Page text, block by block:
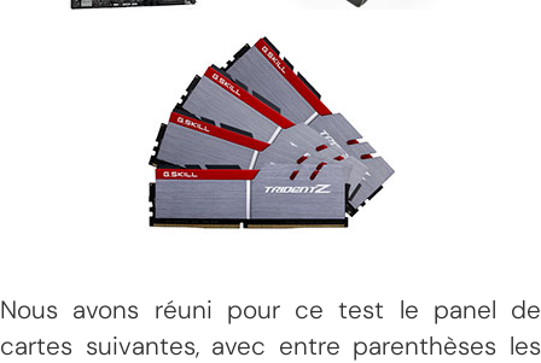
Nous avons réuni pour ce test le panel de
cartes suivantes, avec entre parenthèses les